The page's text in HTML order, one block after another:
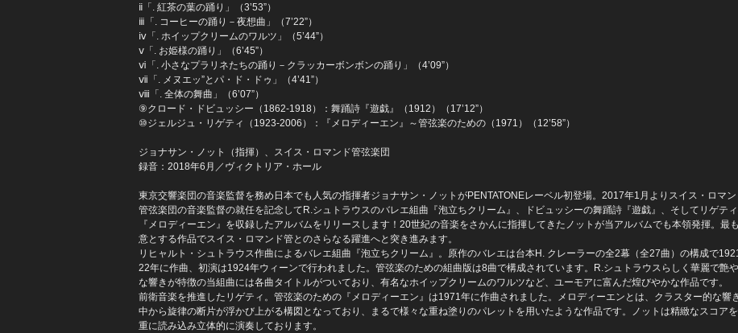
ⅱ「. 紅茶の葉の踊り」（3’53”）
ⅲ「. コーヒーの踊り－夜想曲」（7’22”）
ⅳ「. ホイップクリームのワルツ」（5’44”）
ⅴ「. お姫様の踊り」（6’45”）
ⅵ「. 小さなプラリネたちの踊り－クラッカーボンボンの踊り」（4’09”）
ⅶ「. メヌエッ”とパ・ド・ドゥ」（4’41”）
ⅷ「. 全体の舞曲」（6’07”）
⑨クロード・ドビュッシー（1862-1918）：舞踊詩『遊戯』（1912）（17’12”）
⑩ジェルジュ・リゲティ（1923-2006）：『メロディーエン』～管弦楽のための（1971）（12’58”）
ジョナサン・ノット（指揮）、スイス・ロマンド管弦楽団
録音：2018年6月／ヴィクトリア・ホール
東京交響楽団の音楽監督を務め日本でも人気の指揮者ジョナサン・ノットがPENTATONEレーベル初登場。2017年1月よりスイス・ロマン
管弦楽団の音楽監督の就任を記念してR.シュトラウスのバレエ組曲『泡立ちクリーム』、ドビュッシーの舞踊詩『遊戯』、そしてリゲテ
『メロディーエン』を収録したアルバムをリリースします！20世紀の音楽をさかんに指揮してきたノットが当アルバムでも本領発揮。最
意とする作品でスイス・ロマンド管とのさらなる躍進へと突き進みます。
リヒャルト・シュトラウス作曲によるバレエ組曲『泡立ちクリーム』。原作のバレエは台本H. クレーラーの全2幕（全27曲）の構成で
22年に作曲、初演は1924年ウィーンで行われました。管弦楽のための組曲版は8曲で構成されています。R.シュトラウスらしく華麗で艶
な響きが特徴の当組曲には各曲タイトルがついており、有名なホイップクリームのワルツなど、ユーモアに富んだ煌びやかな作品です。
前衛音楽を推進したリゲティ。管弦楽のための『メロディーエン』は1971年に作曲されました。メロディーエンとは、クラスター的な響
中から旋律の断片が浮かび上がる構図となっており、まるで様々な重ね塗りのパレットを用いたような作品です。ノットは精緻なスコア
重に読み込み立体的に演奏しております。